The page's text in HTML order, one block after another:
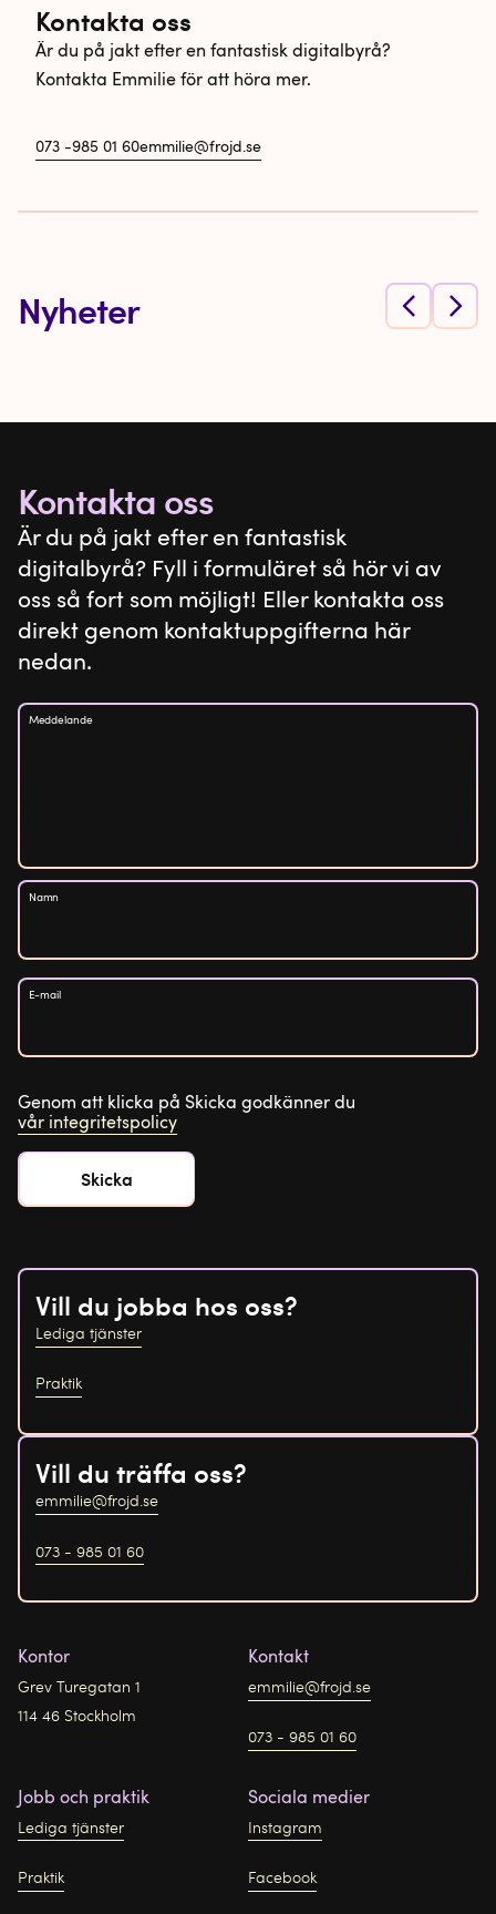
Kontakta oss
Är du på jakt efter en fantastisk digitalbyrå?
Kontakta Emmilie för att höra mer.
073 -985 01 60emmilie@frojd.se
Nyheter
Kontakta oss
Är du på jakt efter en fantastisk
digitalbyrå? Fyll i formuläret så hör vi av
oss så fort som möjligt! Eller kontakta oss
direkt genom kontaktuppgifterna här
nedan.
Meddelande
Namn
E-mail
Genom att klicka på Skicka godkänner du
vår integritetspolicy
Vill du jobba hos oss?
Lediga tjänster
Praktik
Vill du träffa oss?
emmilie@frojd.se
073 - 985 01 60
Kontor
Grev Turegatan 1
114 46 Stockholm
Kontakt
emmilie@frojd.se
073 - 985 01 60
Jobb och praktik
Lediga tjänster
Praktik
Sociala medier
Instagram
Facebook